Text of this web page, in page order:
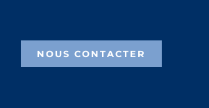
NOUS CONTACTER